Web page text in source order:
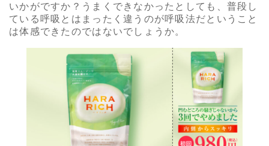
いかがですか？うまくできなかったとしても、普段し
ている呼吸とはまったく違うのが呼吸法だということ
は体感できたのではないでしょうか。